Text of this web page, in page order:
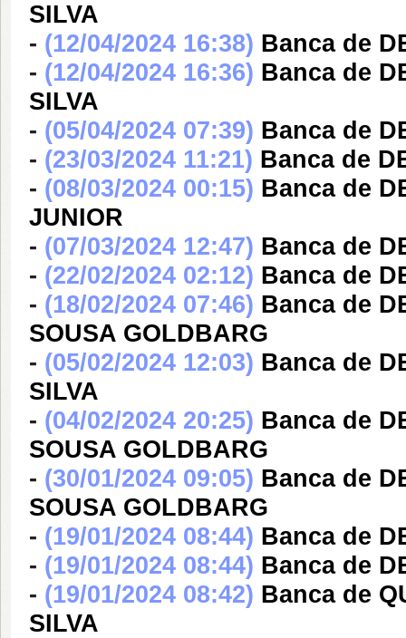
SILVA
- (12/04/2024 16:38) Banca de
- (12/04/2024 16:36) Banca de
SILVA
- (05/04/2024 07:39) Banca de
- (23/03/2024 11:21) Banca de
- (08/03/2024 00:15) Banca de
JUNIOR
- (07/03/2024 12:47) Banca de
- (22/02/2024 02:12) Banca de
- (18/02/2024 07:46) Banca de
SOUSA GOLDBARG
- (05/02/2024 12:03) Banca de
SILVA
- (04/02/2024 20:25) Banca de
SOUSA GOLDBARG
- (30/01/2024 09:05) Banca de
SOUSA GOLDBARG
- (19/01/2024 08:44) Banca de
- (19/01/2024 08:44) Banca de
- (19/01/2024 08:42) Banca de
SILVA